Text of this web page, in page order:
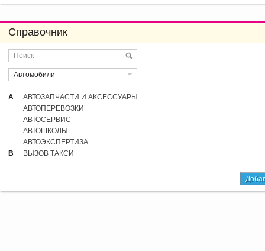
Справочник
Автомобили
А
АВТОЗАПЧАСТИ И АКСЕССУАРЫ
АВТОПЕРЕВОЗКИ
АВТОСЕРВИС
АВТОШКОЛЫ
АВТОЭКСПЕРТИЗА
В
ВЫЗОВ ТАКСИ